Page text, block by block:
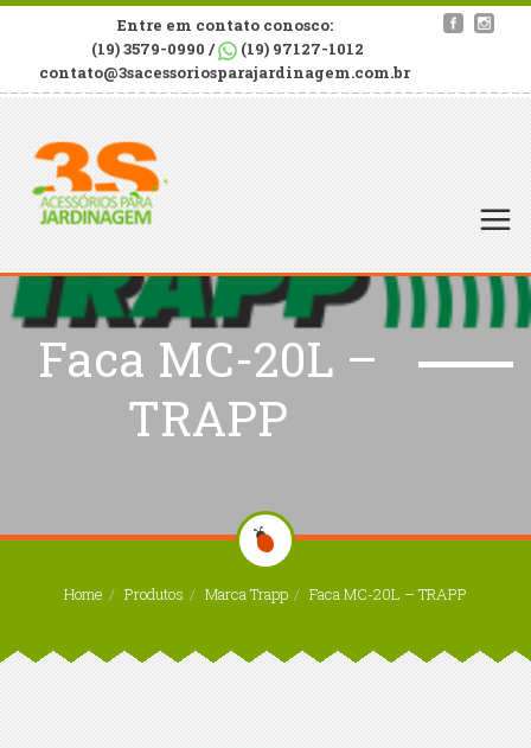
Entre em contato conosco:
(19) 3579-0990 /
(19) 97127-1012
contato@3sacessoriosparajardinagem.com.br
Faca MC-20L –
TRAPP
Home Produtos Marca Trapp Faca MC-20L – TRAPP